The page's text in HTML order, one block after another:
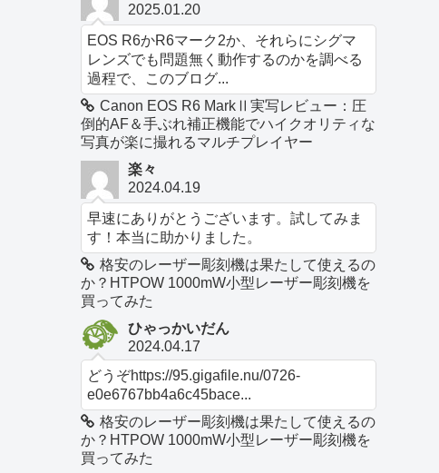
2025.01.20
EOS R6かR6マーク2か、それらにシグマ
レンズでも問題無く動作するのかを調べる
過程で、このブログ...
Canon EOS R6 MarkⅡ実写レビュー：圧
倒的AF＆手ぶれ補正機能でハイクオリティな
写真が楽に撮れるマルチプレイヤー
楽々
2024.04.19
早速にありがとうございます。試してみま
す！本当に助かりました。
格安のレーザー彫刻機は果たして使えるの
か？HTPOW 1000mW小型レーザー彫刻機を
買ってみた
ひゃっかいだん
2024.04.17
どうぞhttps://95.gigafile.nu/0726-
e0e6767bb4a6c45bace...
格安のレーザー彫刻機は果たして使えるの
か？HTPOW 1000mW小型レーザー彫刻機を
買ってみた